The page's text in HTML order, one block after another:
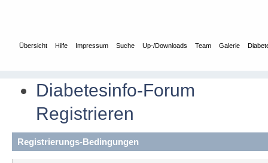
Übersicht Hilfe Impressum Suche Up-/Downloads Team Galerie
Diabetesinfo-Forum
Registrieren
Registrierungs-Bedingungen